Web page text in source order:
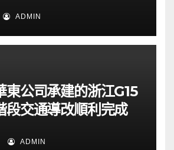
ADMIN
東公司承建的浙江G15
段交通導改順利完成
ADMIN